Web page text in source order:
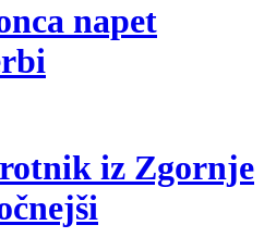
napet
iz Zgornje